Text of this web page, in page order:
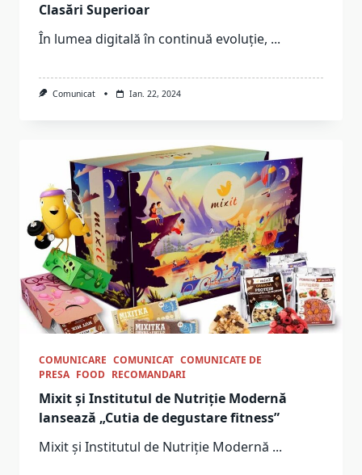
Clasări Superioar
În lumea digitală în continuă evoluție, ...
Comunicat Ian. 22, 2024
COMUNICARE COMUNICAT COMUNICATE DE
PRESA FOOD RECOMANDARI
Mixit și Institutul de Nutriție Modernă
lansează „Cutia de degustare fitness”
Mixit și Institutul de Nutriție Modernă ...